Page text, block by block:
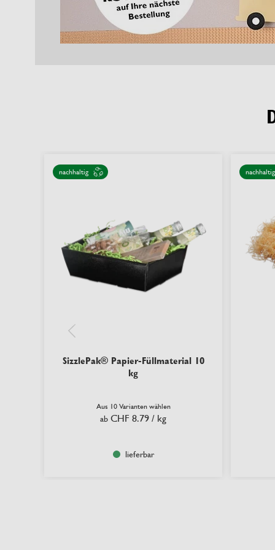
nachhaltig
SizzlePak® Papier-Füllmaterial 10
kg
Aus 10 Varianten wählen
ab CHF 8.79 / kg
lieferbar
nachhaltig